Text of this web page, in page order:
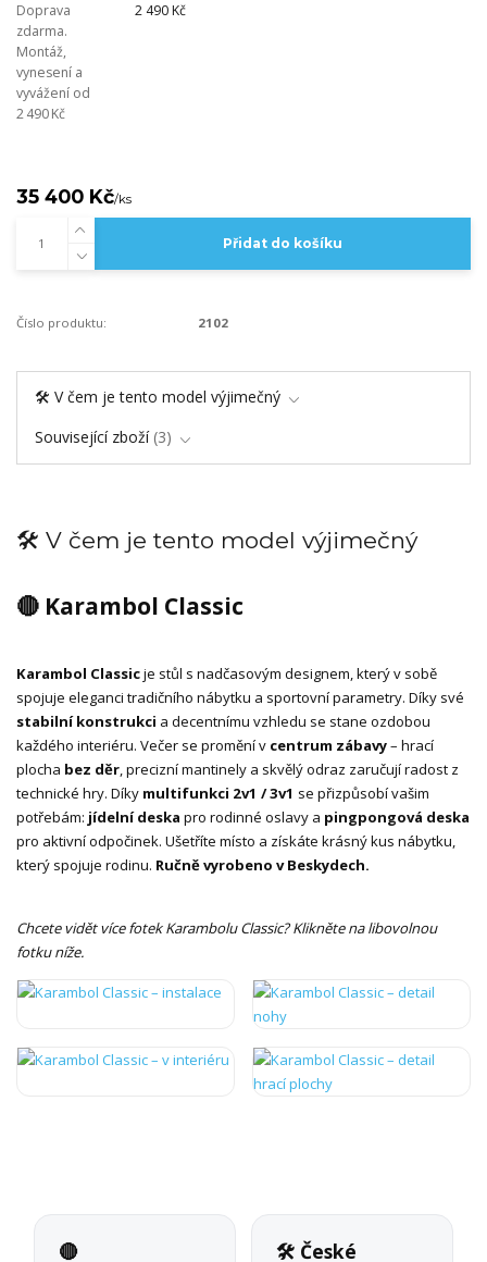
Doprava
zdarma.
Montáž,
vynesení a
vyvážení od
2 490 Kč
2 490 Kč
35 400 Kč/ks
Přidat do košíku
Číslo produktu: 2102
🛠️ V čem je tento model výjimečný
Související zboží 3
🛠️ V čem je tento model výjimečný
🔴 Karambol Classic
Karambol Classicje stůl s nadčasovým designem, který v sobě
spojuje eleganci tradičního nábytku a sportovní parametry. Díky své
stabilní konstrukci a decentnímu vzhledu se stane ozdobou
každého interiéru. Večer se promění v centrum zábavy– hrací
plocha bez děr, precizní mantinely a skvělý odraz zaručují radost z
technické hry. Díky multifunkci 2v1 / 3v1 se přizpůsobí vašim
potřebám: jídelní deska pro rodinné oslavy a pingpongová deska
pro aktivní odpočinek. Ušetříte místo a získáte krásný kus nábytku,
který spojuje rodinu. Ručně vyrobeno v Beskydech.
Chcete vidět více fotek Karambolu Classic? Klikněte na libovolnou
fotku níže.
🔴
🛠 České